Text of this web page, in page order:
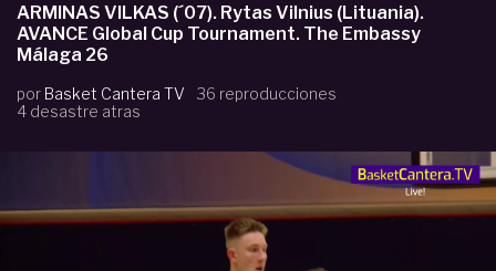
ARMINAS VILKAS (´07). Rytas Vilnius (Lituania).
AVANCE Global Cup Tournament. The Embassy
Málaga 26
por Basket Cantera TV
36 reproducciones
4 desastre atras